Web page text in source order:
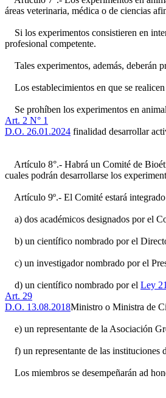
áreas veterinaria, médica o de ciencias
Si los experimentos consistieren en
profesional competente.
Tales experimentos, además, deberán
Los establecimientos en que se realicen
Se prohíben los experimentos en
Art. 2 N° 1
D.O. 26.01.2024 finalidad desarrollar
Artículo 8°.- Habrá un Comité de
cuales podrán desarrollarse los
Artículo 9º.- El Comité estará integrado
a) dos académicos designados por el
b) un científico nombrado por el
c) un investigador nombrado por el
d) un científico nombrado por el Ley
Art. 29
D.O. 13.08.2018Ministro o Ministra de
e) un representante de la Asociación
f) un representante de las instituciones
Los miembros se desempeñarán ad